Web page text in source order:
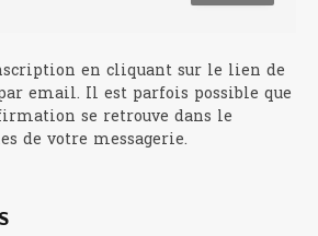
en cliquant sur le lien de
email. Il est parfois possible que
se retrouve dans le
de votre messagerie.